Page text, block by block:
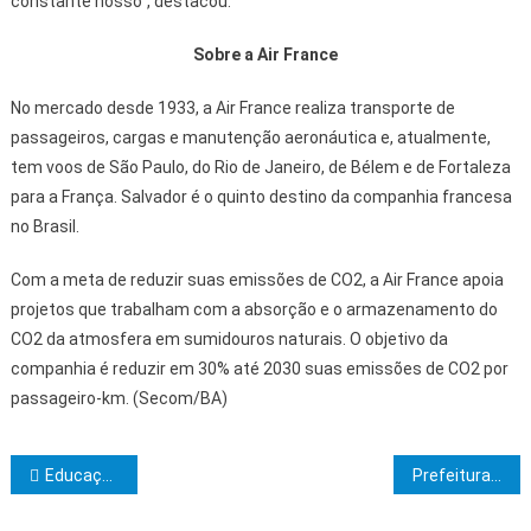
Sobre a Air France
No mercado desde 1933, a Air France realiza transporte de
passageiros, cargas e manutenção aeronáutica e, atualmente,
tem voos de São Paulo, do Rio de Janeiro, de Bélem e de Fortaleza
para a França. Salvador é o quinto destino da companhia francesa
no Brasil.
Com a meta de reduzir suas emissões de CO2, a Air France apoia
projetos que trabalham com a absorção e o armazenamento do
CO2 da atmosfera em sumidouros naturais. O objetivo da
companhia é reduzir em 30% até 2030 suas emissões de CO2 por
passageiro-km. (Secom/BA)
Navegação de Post
Educação Infantil Ambiental para a justiça climática realiza encontro presencial na Uesc Prefeitura de Ibicaraí está construindo quadra de múltiplo uso no bairro Bela Vista